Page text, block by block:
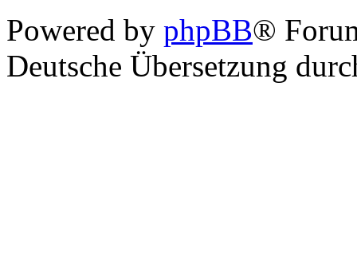
Powered by phpBB®
Deutsche Übersetzung